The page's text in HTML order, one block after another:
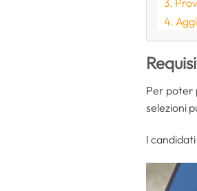
Per poter
selezioni
I